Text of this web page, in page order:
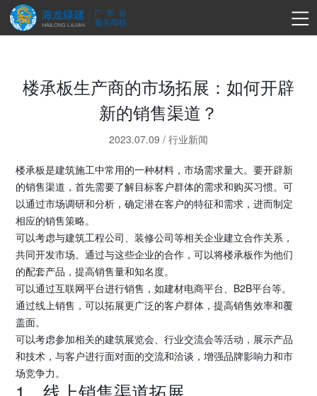
楼承板生产商的市场拓展：如何开辟
新的销售渠道？
2023.07.09 / 行业新闻
楼承板是建筑施工中常用的一种材料，市场需求量大。要开辟新
的销售渠道，首先需要了解目标客户群体的需求和购买习惯。可
以通过市场调研和分析，确定潜在客户的特征和需求，进而制定
相应的销售策略。
可以考虑与建筑工程公司、装修公司等相关企业建立合作关系，
共同开发市场。通过与这些企业的合作，可以将楼承板作为他们
的配套产品，提高销售量和知名度。
可以通过互联网平台进行销售，如建材电商平台、B2B平台等。
通过线上销售，可以拓展更广泛的客户群体，提高销售效率和覆
盖面。
可以考虑参加相关的建筑展览会、行业交流会等活动，展示产品
和技术，与客户进行面对面的交流和洽谈，增强品牌影响力和市
场竞争力。